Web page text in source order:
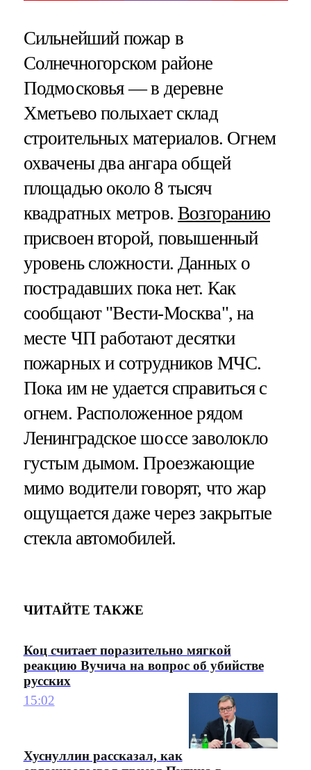
Сильнейший пожар в
Солнечногорском районе
Подмосковья — в деревне
Хметьево полыхает склад
строительных материалов. Огнем
охвачены два ангара общей
площадью около 8 тысяч
квадратных метров.Возгоранию
присвоен второй, повышенный
уровень сложности. Данных о
пострадавших пока нет. Как
сообщают "Вести-Москва", на
месте ЧП работают десятки
пожарных и сотрудников МЧС.
Пока им не удается справиться с
огнем. Расположенное рядом
Ленинградское шоссе заволокло
густым дымом. Проезжающие
мимо водители говорят, что жар
ощущается даже через закрытые
стекла автомобилей.
ЧИТАЙТЕ ТАКЖЕ
Коц считает поразительно мягкой
реакцию Вучича на вопрос об убийстве
русских
15:02
Хуснуллин рассказал, как